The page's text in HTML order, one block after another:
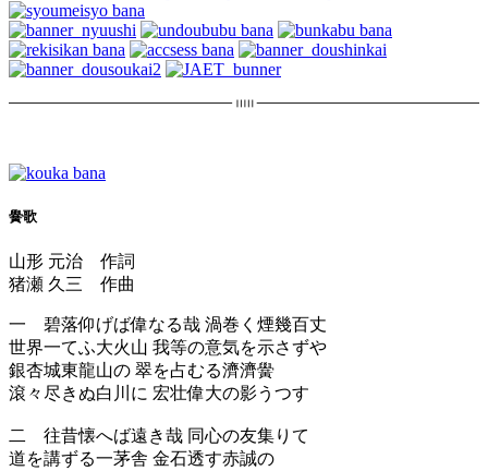
黌歌
山形 元治 作詞
猪瀬 久三 作曲
一 碧落仰げば偉なる哉 渦巻く煙幾百丈
世界一てふ大火山 我等の意気を示さずや
銀杏城東龍山の 翠を占むる濟濟黌
滾々尽きぬ白川に 宏壮偉大の影うつす
二 往昔懐へば遠き哉 同心の友集りて
道を講ずる一茅舎 金石透す赤誠の